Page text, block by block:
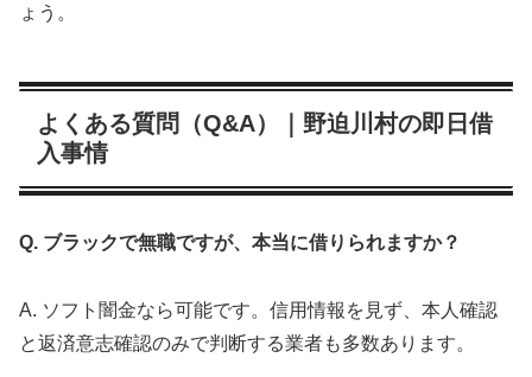
ょう。
よくある質問（Q&A）｜野迫川村の即日借
入事情
Q. ブラックで無職ですが、本当に借りられますか？
A. ソフト闇金なら可能です。信用情報を見ず、本人確認
と返済意志確認のみで判断する業者も多数あります。